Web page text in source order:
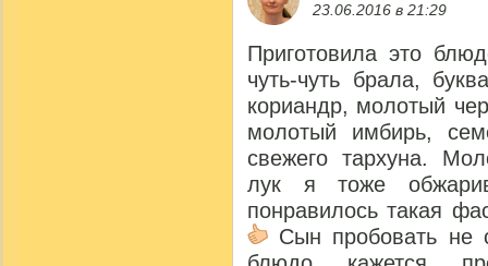
23.06.2016 в 21:29
Приготовила это
чуть-чуть брала,
кориандр, молотый
молотый имбирь,
свежего тархуна.
лук я тоже
понравилось такая
Сын пробовать не